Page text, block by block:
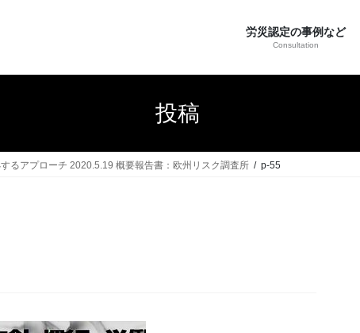
労災認定の事例など
Consultation
投稿
るアプローチ 2020.5.19 概要報告書：欧州リスク調査所 p-55